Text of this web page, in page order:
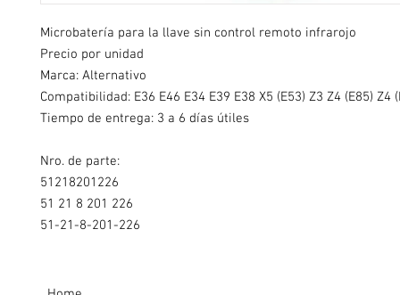
Microbatería para la llave sin control remoto infrarojo
Precio por unidad
Marca: Alternativo
Compatibilidad: E36 E46 E34 E39 E38 X5 (E53) Z3 Z4 (E85) Z4
Tiempo de entrega: 3 a 6 días útiles
Nro. de parte:
51218201226
51 21 8 201 226
51-21-8-201-226